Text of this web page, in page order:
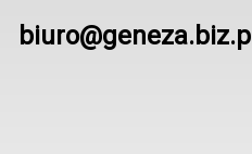
biuro@geneza.biz.pl